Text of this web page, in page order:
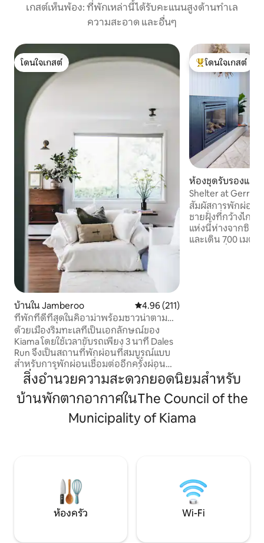
เกสต์เห็นพ้อง: ที่พักเหล่านี้ได้รับคะแนนสูงด้านทำเล
ความสะอาด และอื่นๆ
โดนใจเกสต์
โดนใจเกสต์
บ้านใน Jamberoo คะแนนเฉลี่ย 4.96 จาก 5, 211 รีวิว
4.96 (211)
ที่พักที่ดีที่สุดในคิอาม่าพร้อมซาวน่าตามที่
เห็นใน Aust Traveller
ด้วยเมืองริมทะเลที่เป็นเอกลักษณ์ของ
Kiama โดยใช้เวลาขับรถเพียง 3 นาที Dales
Run จึงเป็นสถานที่พักผ่อนที่สมบูรณ์แบบ
สำหรับการพักผ่อนเชื่อมต่ออีกครั้งผ่อน
คลายและฟื้นฟู ด้วยทัศนียภาพที่สูงที่ยอด
เยี่ยมวิวน้ำไปยังวิวตะวันออกและประเทศ
ทางตะวันตกคุณจะรู้สึกเหมือนอยู่บนสุด
ทั้งสองโลก กลับมาจากการว่ายน้ำใน
โดนใจเกสต์ที่สุด
โดนใจเกสต์
ห้องชุดรับรองแขก
Shelter at Gerroa
สัมผัสการพักผ่อน
ชายฝั่งที่กว้างไกล
แห่งนี้ห่างจากซิดนี
และเดิน 700 เมตร
สิ่งอำนวยความสะดวกยอดนิยมสำหรับ
บ้านพักตากอากาศในThe Council of the
Municipality of Kiama
ห้องครัว Wi-Fi